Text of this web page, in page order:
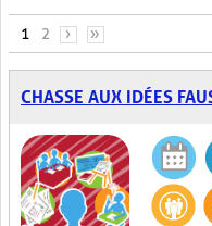
PAGES
1 2 › »
CHASSE AUX IDÉES